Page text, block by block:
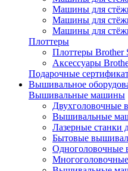
Машины для
Машины для
Машины для
Плоттеры
Плоттеры Brother
Аксессуары
Подарочные
Вышивальное
Вышивальные машины
Вышивальные
Лазерные станки
Бытовые